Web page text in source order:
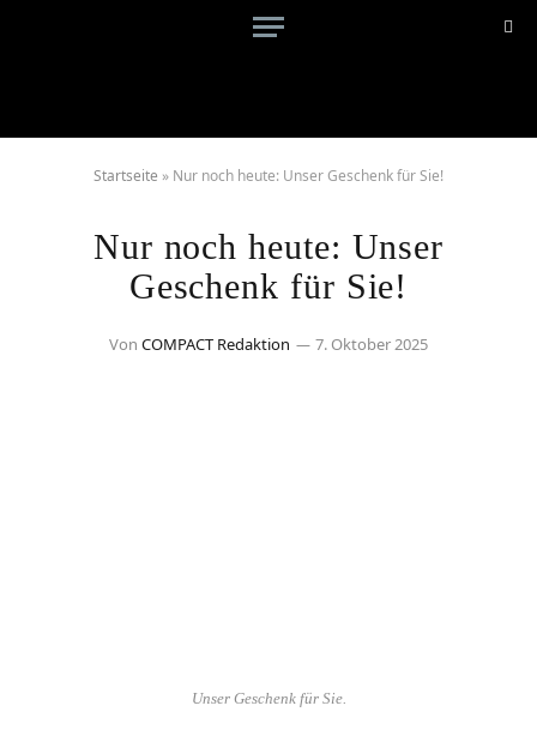
Startseite » Nur noch heute: Unser Geschenk für Sie!
Nur noch heute: Unser
Geschenk für Sie!
Von COMPACT Redaktion 7. Oktober 2025
Unser Geschenk für Sie.